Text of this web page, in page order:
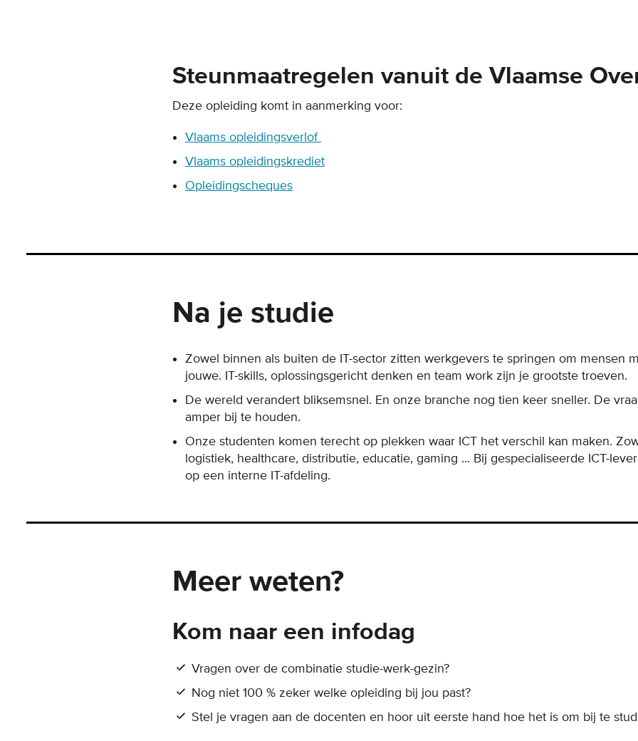
Steunmaatregelen vanuit de Vlaamse
Deze opleiding komt in aanmerking voor:
Vlaams opleidingsverlof
Vlaams opleidingskrediet
Opleidingscheques
Na je studie
Zowel binnen als buiten de IT-sector zitten werkgevers te springen om mensen
jouwe. IT-skills, oplossingsgericht denken en team work zijn je grootste troeven.
De wereld verandert bliksemsnel. En onze branche nog tien keer sneller. De
amper bij te houden.
Onze studenten komen terecht op plekken waar ICT het verschil kan maken.
logistiek, healthcare, distributie, educatie, gaming ... Bij gespecialiseerde ICT-
op een interne IT-afdeling.
Meer weten?
Kom naar een infodag
Vragen over de combinatie studie-werk-gezin?
Nog niet 100 % zeker welke opleiding bij jou past?
Stel je vragen aan de docenten en hoor uit eerste hand hoe het is om bij te